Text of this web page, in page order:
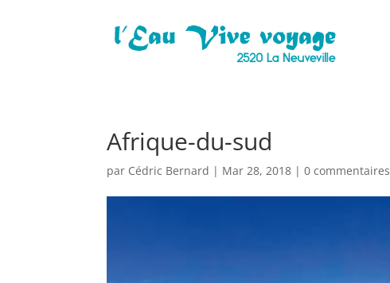
Afrique-du-sud
par Cédric Bernard | Mar 28, 2018 |0 commentaires